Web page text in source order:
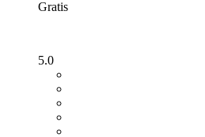
Gratis
5.0